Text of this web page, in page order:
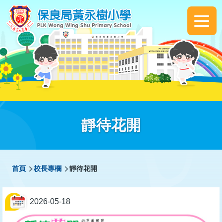
移至主內容
Main
靜待花開
導
航
連
首頁 校長專欄 靜待花開
2026-05-18